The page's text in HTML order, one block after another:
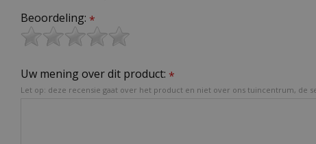
Beoordeling: *
Uw mening over dit product: *
Let op: deze recensie gaat over het product en niet over ons tuincentrum, de